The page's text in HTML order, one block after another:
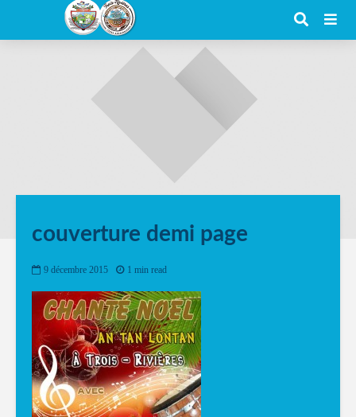
couverture demi page
9 décembre 2015 1 min read